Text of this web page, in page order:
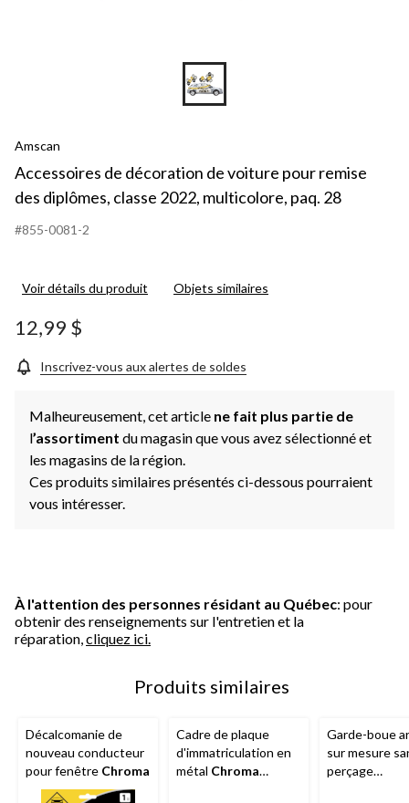
Amscan
Accessoires de décoration de voiture pour remise
des diplômes, classe 2022, multicolore, paq. 28
#855-0081-2
Voir détails du produit Objets similaires
12,99 $
Inscrivez-vous aux alertes de soldes
Malheureusement, cet article ne fait plus partie de
l’assortiment du magasin que vous avez sélectionné et
les magasins de la région.
Ces produits similaires présentés ci-dessous pourraient
vous intéresser.
À l'attention des personnes résidant au Québec: pour
obtenir des renseignements sur l'entretien et la
réparation, cliquez ici.
Produits similaires
Décalcomanie de
nouveau conducteur
pour fenêtre Chroma
Cadre de plaque
d'immatriculation en
métal Chroma
Garde-boue
sur mesure
perçage